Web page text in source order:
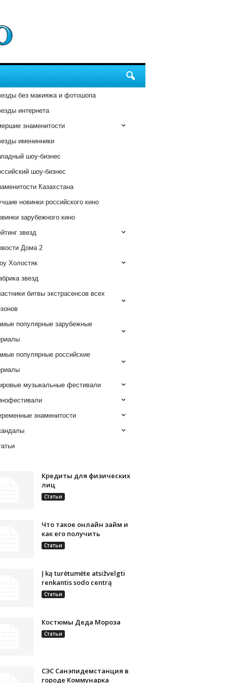
без макияжа и фотошопа
интернета
знаменитости
именинники
шоу-бизнес
шоу-бизнес
Казахстана
новинки российского кино
зарубежного кино
звезд
Дома 2
Холостяк
звезд
битвы экстрасенсов всех
популярные зарубежные
популярные российские
музыкальные фестивали
знаменитости
Кредиты для физических
лиц
Статьи
Что такое онлайн займ и
как его получить
Статьи
Į ką turėtumėte atsižvelgti
renkantis sodo centrą
Статьи
Костюмы Деда Мороза
Статьи
СЭС Санэпидемстанция в
городе Коммунарка